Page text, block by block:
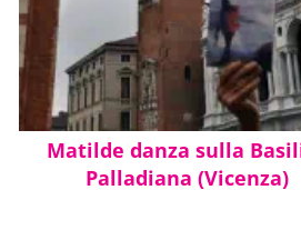
Matilde danza sulla
Palladiana (Vicenza)